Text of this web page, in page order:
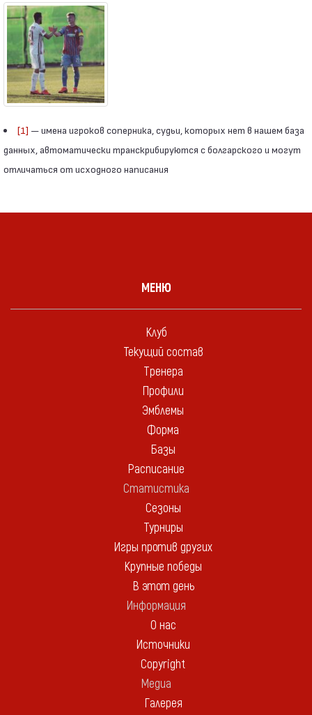
[1] — имена игроков соперника, судьи, которых нет в нашем база
данных, автоматически транскрибируются с болгарского и могут
отличаться от исходного написания
МЕНЮ
Клуб
Текущий состав
Тренера
Профили
Эмблемы
Форма
Базы
Расписание
Статистика
Сезоны
Турниры
Игры против других
Крупные победы
В этот день
Информация
О нас
Источники
Copyright
Медиа
Галерея